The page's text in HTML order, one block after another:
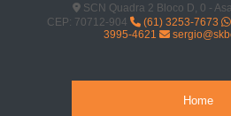
SCN Quadra 2 Bloco D, 0 -
CEP: 70712-904
(61) 3253-7673
3995-4621
Home